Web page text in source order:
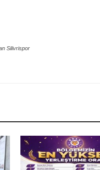
Silivrispor